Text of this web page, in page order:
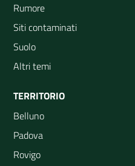
Rumore
Siti contaminati
Suolo
Altri temi
TERRITORIO
Belluno
Padova
Rovigo